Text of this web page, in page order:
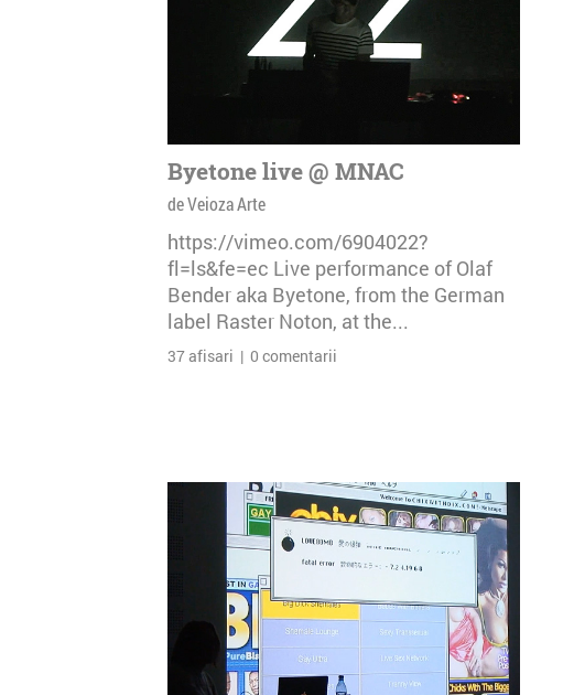
Byetone live @ MNAC
de Veioza Arte
https://vimeo.com/6904022?
fl=ls&fe=ec Live performance of Olaf
Bender aka Byetone, from the German
label Raster Noton, at the...
37 afisari | 0 comentarii